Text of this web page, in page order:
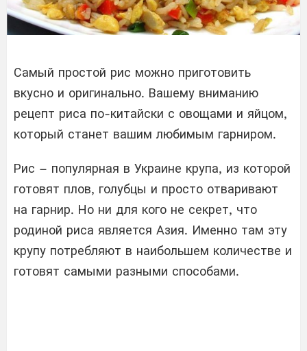
Самый простой рис можно приготовить
вкусно и оригинально. Вашему вниманию
рецепт риса по-китайски с овощами и яйцом,
который станет вашим любимым гарниром.
Рис – популярная в Украине крупа, из которой
готовят плов, голубцы и просто отваривают
на гарнир. Но ни для кого не секрет, что
родиной риса является Азия. Именно там эту
крупу потребляют в наибольшем количестве и
готовят самыми разными способами.